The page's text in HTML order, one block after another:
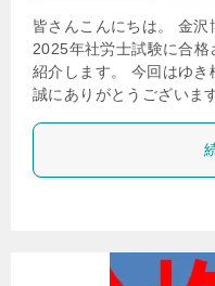
皆さんこんにちは。 金沢
2025年社労士試験に合
紹介します。 今回はゆき
誠にありがとうござい